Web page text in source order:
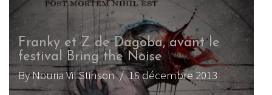
Franky et Z de Dagoba, avant le
festival Bring the Noise
By Nouria Vil Stinson/ 16 décembre 2013